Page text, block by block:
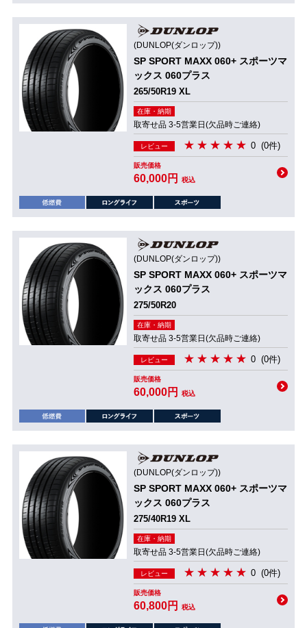
(DUNLOP(ダンロップ))
SP SPORT MAXX 060+ スポーツマ
ックス 060プラス
265/50R19 XL
在庫・納期
取寄せ品 3-5営業日(欠品時ご連絡)
レビュー 0 (0件)
販売価格
60,000円 税込
(DUNLOP(ダンロップ))
SP SPORT MAXX 060+ スポーツマ
ックス 060プラス
275/50R20
在庫・納期
取寄せ品 3-5営業日(欠品時ご連絡)
レビュー 0 (0件)
販売価格
60,000円 税込
(DUNLOP(ダンロップ))
SP SPORT MAXX 060+ スポーツマ
ックス 060プラス
275/40R19 XL
在庫・納期
取寄せ品 3-5営業日(欠品時ご連絡)
レビュー 0 (0件)
販売価格
60,800円 税込